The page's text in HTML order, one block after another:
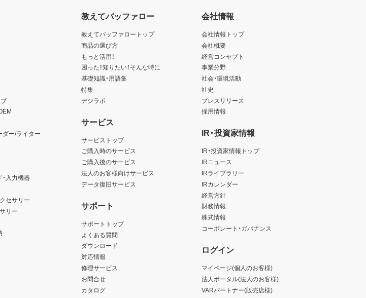
ダー/ライター
入力機器
セサリー
リー
教えてバッファロー
教えてバッファロートップ
商品の選び方
もっと活用！
困った！知りたい！そんな時に
基礎知識・用語集
特集
デジラボ
サービス
サービストップ
ご購入時のサービス
ご購入後のサービス
法人のお客様向けサービス
データ復旧サービス
サポート
サポートトップ
よくある質問
ダウンロード
対応情報
修理サービス
お問合せ
カタログ
会社情報
会社情報トップ
会社概要
経営コンセプト
事業分野
社会・環境活動
社史
プレスリリース
採用情報
IR・投資家情報
IR・投資家情報トップ
IRニュース
IRライブラリー
IRカレンダー
経営方針
財務情報
株式情報
コーポレート・ガバナンス
ログイン
マイページ(個人のお客様)
法人ポータル(法人のお客様)
VARパートナー(販売店様)